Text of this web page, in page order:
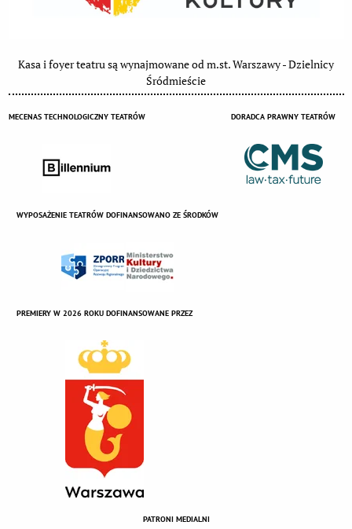
Kasa i foyer teatru są wynajmowane od m.st. Warszawy - Dzielnicy
Śródmieście
MECENAS TECHNOLOGICZNY TEATRÓW DORADCA PRAWNY TEATRÓW
WYPOSAŻENIE TEATRÓW DOFINANSOWANO ZE ŚRODKÓW
PREMIERY W 2026 ROKU DOFINANSOWANE PRZEZ
PATRONI MEDIALNI